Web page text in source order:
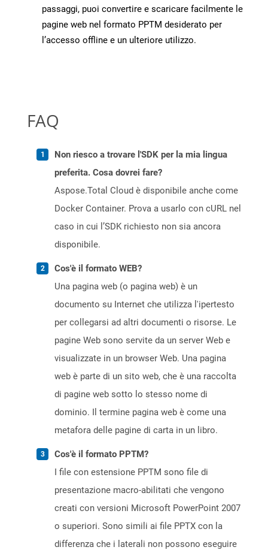
passaggi, puoi convertire e scaricare facilmente le
pagine web nel formato PPTM desiderato per
l’accesso offline e un ulteriore utilizzo.
FAQ
Non riesco a trovare l'SDK per la mia lingua
preferita. Cosa dovrei fare?
Aspose.Total Cloud è disponibile anche come
Docker Container. Prova a usarlo con cURL nel
caso in cui l’SDK richiesto non sia ancora
disponibile.
Cos'è il formato WEB?
Una pagina web (o pagina web) è un
documento su Internet che utilizza l'ipertesto
per collegarsi ad altri documenti o risorse. Le
pagine Web sono servite da un server Web e
visualizzate in un browser Web. Una pagina
web è parte di un sito web, che è una raccolta
di pagine web sotto lo stesso nome di
dominio. Il termine pagina web è come una
metafora delle pagine di carta in un libro.
Cos'è il formato PPTM?
I file con estensione PPTM sono file di
presentazione macro-abilitati che vengono
creati con versioni Microsoft PowerPoint 2007
o superiori. Sono simili ai file PPTX con la
differenza che i laterali non possono eseguire